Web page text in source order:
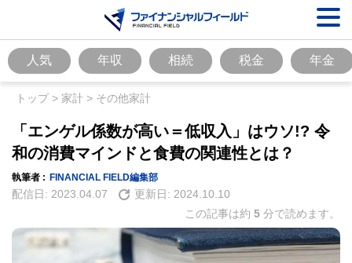
人気 年収 相続 税金 年金
トップ> 家計 > その他家計
「エンゲル係数が高い＝低収入」はウソ!? 令
和の消費マインドと食費の関連性とは？
執筆者 : FINANCIAL FIELD編集部
配信日: 2023.04.07 更新日: 2024.10.10
この記事は約 5 分で読めます。